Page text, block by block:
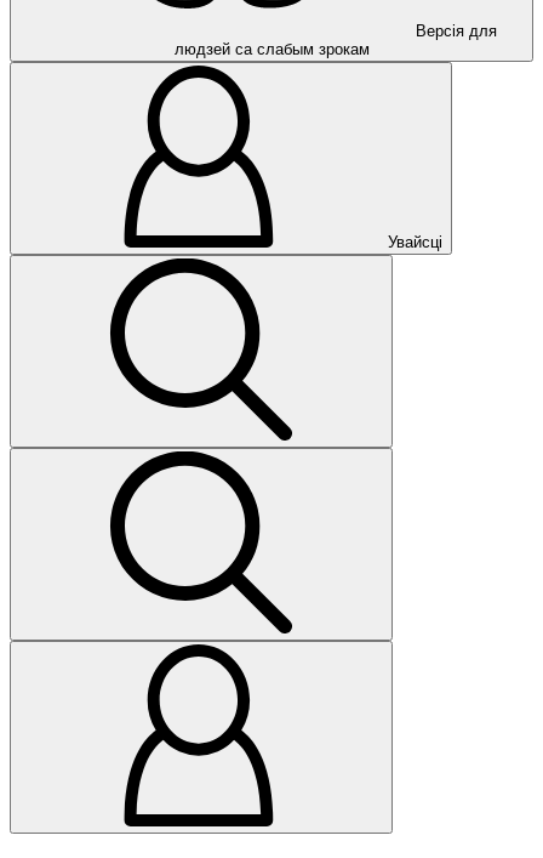
Версія для
людзей са слабым зрокам
Увайсці